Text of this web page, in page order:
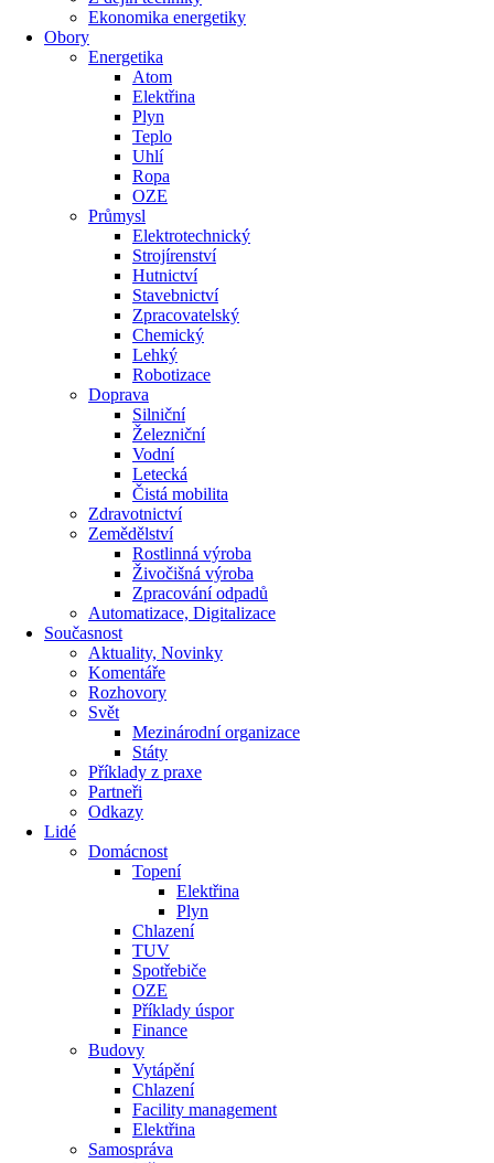
Ekonomika energetiky
Obory
Energetika
Atom
Elektřina
Plyn
Teplo
Uhlí
Ropa
OZE
Průmysl
Elektrotechnický
Strojírenství
Hutnictví
Stavebnictví
Zpracovatelský
Chemický
Lehký
Robotizace
Doprava
Silniční
Železniční
Vodní
Letecká
Čistá mobilita
Zdravotnictví
Zemědělství
Rostlinná výroba
Živočišná výroba
Zpracování odpadů
Automatizace, Digitalizace
Současnost
Aktuality, Novinky
Komentáře
Rozhovory
Svět
Mezinárodní organizace
Státy
Příklady z praxe
Partneři
Odkazy
Lidé
Domácnost
Topení
Elektřina
Plyn
Chlazení
TUV
Spotřebiče
OZE
Příklady úspor
Finance
Budovy
Vytápění
Chlazení
Facility management
Elektřina
Samospráva